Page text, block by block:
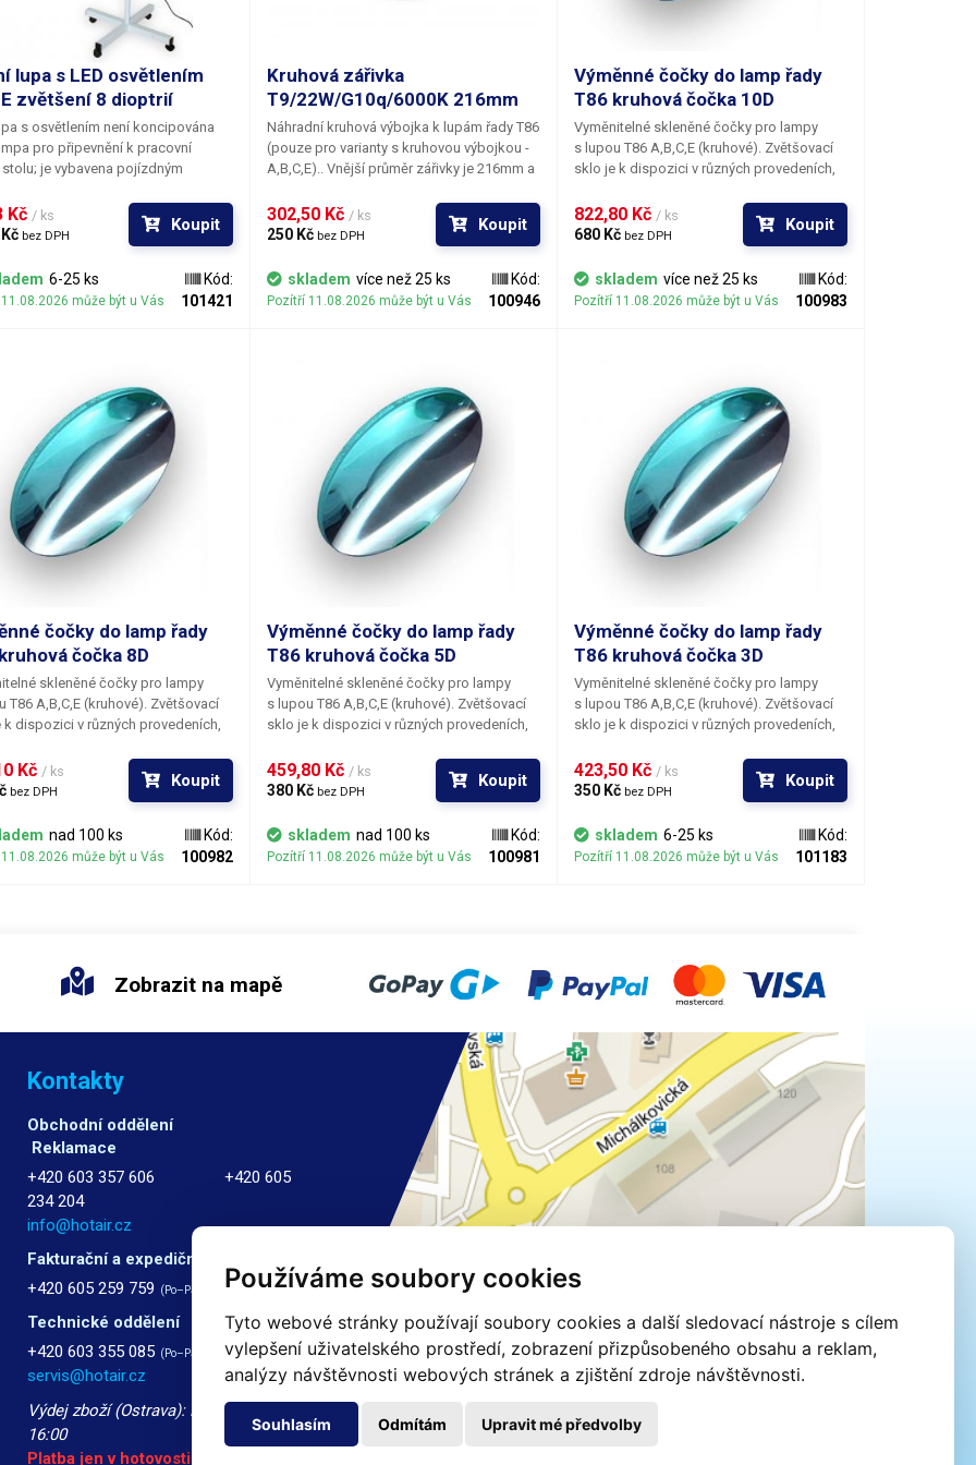
Používáme soubory cookies
Tyto webové stránky používají soubory cookies a další sledovací nástroje s cílem
vylepšení uživatelského prostředí, zobrazení přizpůsobeného obsahu a reklam,
analýzy návštěvnosti webových stránek a zjištění zdroje návštěvnosti.
Souhlasím Odmítám Upravit mé předvolby
lupa s LED osvětlením
zvětšení 8 dioptrií
s osvětlením není koncipována
pro připevnění k pracovní
je vybavena pojízdným
kamkoli s ní dojedete. Rozměry
kříže s kolečky činí 55x55 cm
trnu pro zasazení ramene lampy je
podstavné roviny.Velkoplošná
pozorovací čočka je vyrobena ze
je k dispozici v několika
pochopitelně fixní a musíte jej zvolit
Průměr čočky je 125 mm.
Kč / ks
bez DPH
Koupit
6-25 ks
může být u Vás
Kód:
101421
Kruhová zářivka
T9/22W/G10q/6000K 216mm
Náhradní kruhová výbojka k lupám řady T86
(pouze pro varianty s kruhovou výbojkou -
A,B,C,E).. Vnější průměr zářivky je 216mm a
nižší teplotu chromatičnosti než klasické
zářivky a produkuje studené bílé světlo pro
pohodlné, neunavující sledování předmětů
pod sklem. Životnost zářivky je 5000 hodin.
Výměna lampy v lupě je velice jednoduchá;
vystačíte si pouze s křížovým
302,50 Kč / ks
250 Kč bez DPH
Koupit
skladem více než 25 ks
Pozítří 11.08.2026 může být u Vás
Kód:
100946
Výměnné čočky do lamp řady
T86 kruhová čočka 10D
Vyměnitelné skleněné čočky pro lampy
s lupou T86 A,B,C,E (kruhové). Zvětšovací
sklo je k dispozici v různých provedeních,
Záměna čočky v lampě není složitá a
k jejímu provedení stačí pouze křížový
822,80 Kč / ks
680 Kč bez DPH
Koupit
skladem více než 25 ks
Pozítří 11.08.2026 může být u Vás
Kód:
100983
čočky do lamp řady
čočka 8D
skleněné čočky pro lampy
T86 A,B,C,E (kruhové). Zvětšovací
k dispozici v různých provedeních,
čočky v lampě není složitá a
provedení stačí pouze křížový
Kč / ks
bez DPH
Koupit
nad 100 ks
může být u Vás
Kód:
100982
Výměnné čočky do lamp řady
T86 kruhová čočka 5D
Vyměnitelné skleněné čočky pro lampy
s lupou T86 A,B,C,E (kruhové). Zvětšovací
sklo je k dispozici v různých provedeních,
Záměna čočky v lampě není složitá a
k jejímu provedení stačí pouze křížový
459,80 Kč / ks
380 Kč bez DPH
Koupit
skladem nad 100 ks
Pozítří 11.08.2026 může být u Vás
Kód:
100981
Výměnné čočky do lamp řady
T86 kruhová čočka 3D
Vyměnitelné skleněné čočky pro lampy
s lupou T86 A,B,C,E (kruhové). Zvětšovací
sklo je k dispozici v různých provedeních,
Záměna čočky v lampě není složitá a
k jejímu provedení stačí pouze křížový
423,50 Kč / ks
350 Kč bez DPH
Koupit
skladem 6-25 ks
Pozítří 11.08.2026 může být u Vás
Kód:
101183
Zobrazit na mapě
Kontakty
Obchodní oddělení
Reklamace
+420 603 357 606 +420 605
234 204
info@hotair.cz
Fakturační a expediční oddělení
+420 605 259 759 (Po–Pá: 7:30 – 15:00)
Technické oddělení
+420 603 355 085 (Po–Pá: 8:00 – 16:00)
servis@hotair.cz
Výdej zboží (Ostrava): Po-Pá: 8:00 -
16:00
Platba jen v hotovosti